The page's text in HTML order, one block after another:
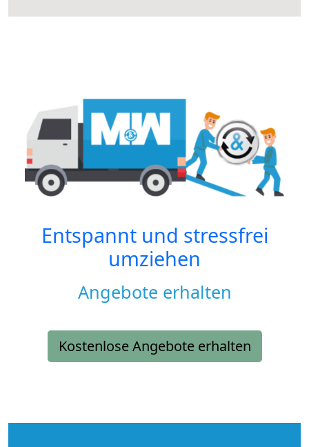
Entspannt und stressfrei
umziehen
Angebote erhalten
Kostenlose Angebote erhalten